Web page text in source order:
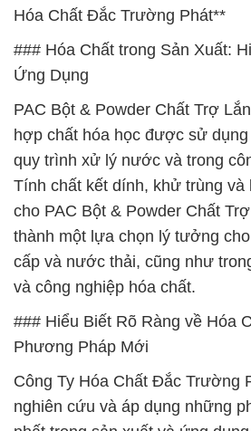
Hóa Chất Đắc Trường Phát**
### Hóa Chất trong Sản Xuất:
Ứng Dụng
PAC Bột & Powder Chất Trợ
hợp chất hóa học được sử
quy trình xử lý nước và trong
Tính chất kết dính, khử trùng và
cho PAC Bột & Powder Chất
thành một lựa chọn lý tưởng
cấp và nước thải, cũng như
và công nghiệp hóa chất.
### Hiểu Biết Rõ Ràng về Hóa
Phương Pháp Mới
Công Ty Hóa Chất Đắc Trường
nghiên cứu và áp dụng những